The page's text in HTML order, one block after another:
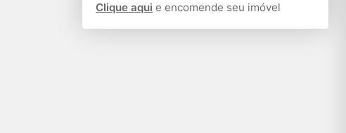
Clique aqui e encomende seu imóvel